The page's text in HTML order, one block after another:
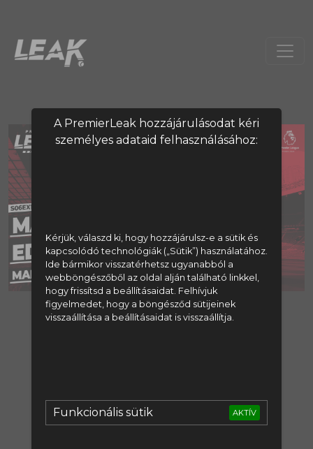
A PremierLeak hozzájárulásodat kéri
személyes adataid felhasználásához:
Kérjük, válaszd ki, hogy hozzájárulsz-e a sütik és
kapcsolódó technológiák („Sütik”) használatához.
Ide bármikor visszatérhetsz ugyanabból a
webböngészőből az oldal alján található linkkel,
hogy frissítsd a beállításaidat. Felhívjuk
figyelmedet, hogy a böngésződ sütijeinek
visszaállítása a beállításaidat is visszaállítja.
Funkcionális sütik AKTÍV
A tartalom megtekintéséhez
vagy lépj be: